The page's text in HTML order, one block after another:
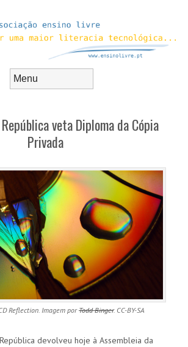
veta Diploma da Cópia
Privada
Reflection. Imagem porTodd Binger. CC-BY-SA
devolveu hoje à Assembleia da